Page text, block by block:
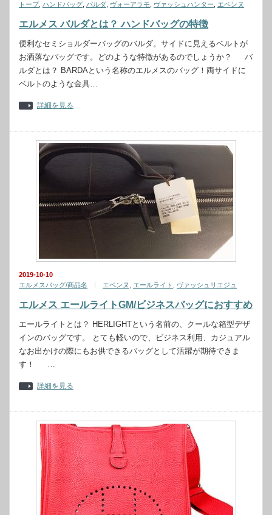
トープ, ハンドバッグ バルダ ヴォーアラモ ヴァッシュハンター エベンヌ
エルメス バルダとは？ ハンドバッグの特徴
便利なセミショルダーバッグのバルダ。サイドに見えるベルトが
お洒落なバッグです。どのような特徴があるのでしょうか？ バ
ルダとは？ BARDAという名称のエルメスのバッグ！両サイドに
ベルトのような金具…
詳細を見る
2019-10-10
エルメスバッグ/商品名
エベンヌ エールライト ヴァッシュリエジュ
エルメス エールライトGM/ビジネスバッグにおすすめ
エールライトとは？ HERLIGHTという名前の、クールな箱型デザ
インのバッグです。 とても軽いので、ビジネス利用、カジュアル
なお出かけの際にもお供できるバッグとして活躍が期待できま
す！ …
詳細を見る